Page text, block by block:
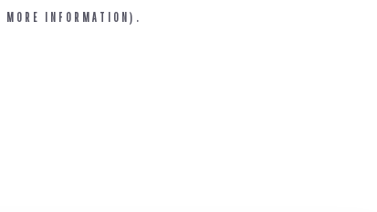
MORE INFORMATION).